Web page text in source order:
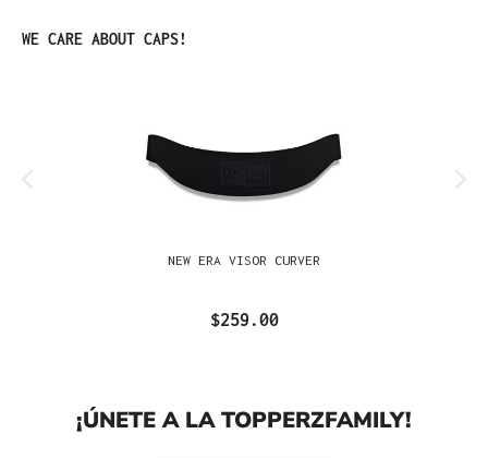
Omitir la galería de productos
WE CARE ABOUT CAPS!
NEW ERA VISOR CURVER
$259.00
¡ÚNETE A LA TOPPERZFAMILY!